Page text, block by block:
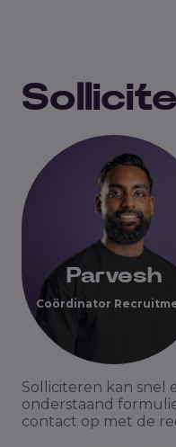
Parvesh
Coördinator
Solliciteren kan snel
onderstaand
contact op met de